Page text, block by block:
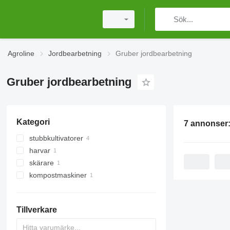
Agroline Jordbearbetning Gruber jordbearbetning
Gruber jordbearbetning
Kategori
stubbkultivatorer
harvar
skivharvar
skärare
kompostmaskiner
Tillverkare
7 annonser: